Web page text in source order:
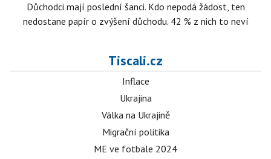
Důchodci mají poslední šanci. Kdo nepodá žádost, ten
nedostane papír o zvýšení důchodu. 42 % z nich to neví
Tiscali.cz
Inflace
Ukrajina
Válka na Ukrajině
Migrační politika
ME ve fotbale 2024